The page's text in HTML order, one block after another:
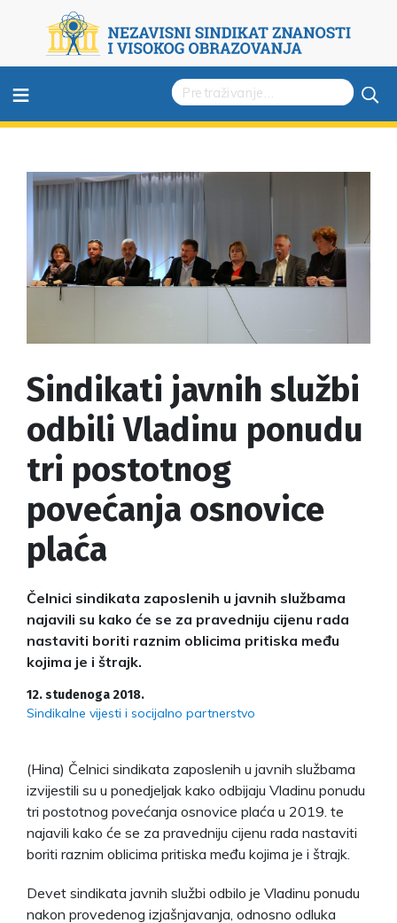
≡
Sindikati javnih službi
odbili Vladinu ponudu
tri postotnog
povećanja osnovice
plaća
Čelnici sindikata zaposlenih u javnih službama
najavili su kako će se za pravedniju cijenu rada
nastaviti boriti raznim oblicima pritiska među
kojima je i štrajk.
12. studenoga 2018.
Sindikalne vijesti i socijalno partnerstvo
(Hina) Čelnici sindikata zaposlenih u javnih službama
izvijestili su u ponedjeljak kako odbijaju Vladinu ponudu
tri postotnog povećanja osnovice plaća u 2019. te
najavili kako će se za pravedniju cijenu rada nastaviti
boriti raznim oblicima pritiska među kojima je i štrajk.
Devet sindikata javnih službi odbilo je Vladinu ponudu
nakon provedenog izjašnjavanja, odnosno odluka